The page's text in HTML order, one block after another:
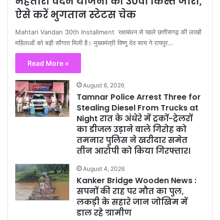
ऐसे करें भुगतान स्टेटस चेक
Mahtari Vandan 30th Installment रक्षाबंधन से पहले छत्तीसगढ़ की लाखों
महिलाओं को बड़ी सौगात मिली है। मुख्यमंत्री विष्णु देव साय ने रायपुर…
Read More »
August 6, 2026
Tamnar Police Arrest Three for
Stealing Diesel From Trucks at
Night रात के अंधेरे में ट्रकों-ट्रेलरों
का डीजल उड़ाने वाले गिरोह को
तमनार पुलिस ने खरीदार समेत
तीन आरोपी को किया गिरफ्तार।
August 4, 2026
Kanker Bridge Wooden News :
सपनों की राह पर मौत का पुल,
लकड़ी के सहारे जान जोखिम में
डाल रहे ग्रामीण